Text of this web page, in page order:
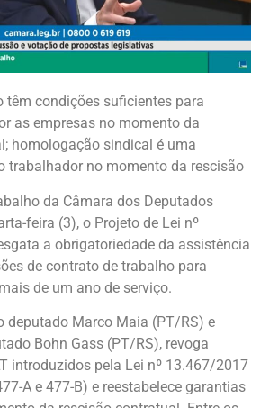
têm condições suficientes para
as empresas no momento da
homologação sindical é uma
trabalhador no momento da rescisão
da Câmara dos Deputados
feira (3), o Projeto de Lei nº
a obrigatoriedade da assistência
de contrato de trabalho para
de um ano de serviço.
deputado Marco Maia (PT/RS) e
Bohn Gass (PT/RS), revoga
introduzidos pela Lei nº 13.467/2017
A e 477-B) e reestabelece garantias